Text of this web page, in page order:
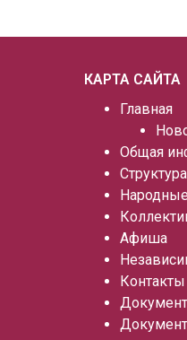
КАРТА САЙТА
Главная
Общая
Структура
Афиша
Контакты